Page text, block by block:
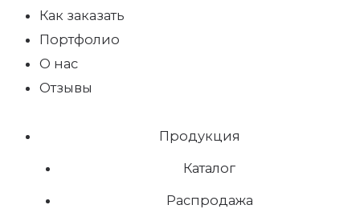
Как заказать
Портфолио
О нас
Отзывы
Продукция
Каталог
Распродажа